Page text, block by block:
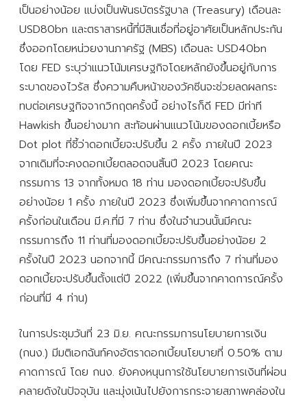
เป็นอย่างน้อย แบ่งเป็นพันธบัตรรัฐบาล (Treasury) เดือนละ
USD80bn และตราสารหนี้ที่มีสินเชื่อที่อยู่อาศัยเป็นหลักประกัน
ซึ่งออกโดยหน่วยงานภาครัฐ (MBS) เดือนละ USD40bn
โดย FED ระบุว่าแนวโน้มเศรษฐกิจโดยหลักยังขึ้นอยู่กับการ
ระบาดของไวรัส ซึ่งความคืบหน้าของวัคซีนจะช่วยลดผลกระ
ทบต่อเศรษฐกิจจากวิกฤตครั้งนี้ อย่างไรก็ดี FED มีท่าที
Hawkish ขึ้นอย่างมาก สะท้อนผ่านแนวโน้มของดอกเบี้ยหรือ
Dot plot ที่ชี้ว่าดอกเบี้ยจะปรับขึ้น 2 ครั้ง ภายในปี 2023
จากเดิมที่จะคงดอกเบี้ยตลอดจนสิ้นปี 2023 โดยคณะ
กรรมการ 13 จากทั้งหมด 18 ท่าน มองดอกเบี้ยจะปรับขึ้น
อย่างน้อย 1 ครั้ง ภายในปี 2023 ซึ่งเพิ่มขึ้นจากคาดการณ์
ครั้งก่อนในเดือน มี.ค.ที่มี 7 ท่าน ซึ่งในจำนวนนั้นมีคณะ
กรรมการถึง 11 ท่านที่มองดอกเบี้ยจะปรับขึ้นอย่างน้อย 2
ครั้งในปี 2023 นอกจากนี้ มีคณะกรรมการถึง 7 ท่านที่มอง
ดอกเบี้ยจะปรับขึ้นตั้งแต่ปี 2022 (เพิ่มขึ้นจากคาดการณ์ครั้ง
ก่อนที่มี 4 ท่าน)
ในการประชุมวันที่ 23 มิ.ย. คณะกรรมการนโยบายการเงิน
(กนง.) มีมติเอกฉันท์คงอัตราดอกเบี้ยนโยบายที่ 0.50% ตาม
คาดการณ์ โดย กนง. ยังคงหนุนการใช้นโยบายการเงินที่ผ่อน
คลายดังในปัจจุบัน และมุ่งเน้นไปยังการกระจายสภาพคล่องใน